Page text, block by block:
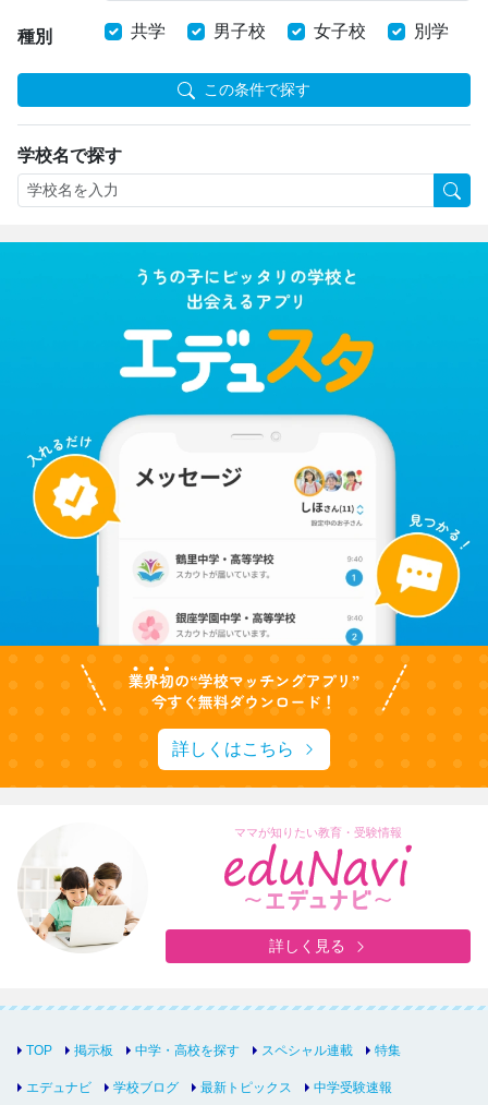
種別 共学 男子校 女子校 別学
この条件で探す
学校名で探す
詳しくはこちら
ママが知りたい教育・受験情報
詳しく見る
TOP 掲示板 中学・高校を探す スペシャル連載 特集
エデュナビ 学校ブログ 最新トピックス 中学受験速報